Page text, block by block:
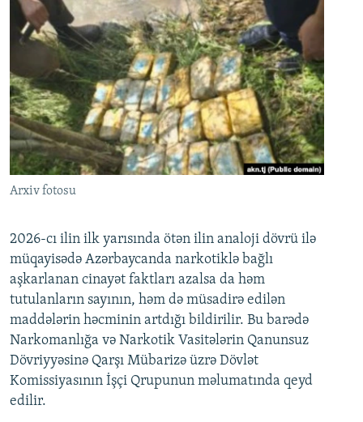
Arxiv fotosu
2026-cı ilin ilk yarısında ötən ilin analoji dövrü ilə
müqayisədə Azərbaycanda narkotiklə bağlı
aşkarlanan cinayət faktları azalsa da həm
tutulanların sayının, həm də müsadirə edilən
maddələrin həcminin artdığı bildirilir. Bu barədə
Narkomanlığa və Narkotik Vasitələrin Qanunsuz
Dövriyyəsinə Qarşı Mübarizə üzrə Dövlət
Komissiyasının İşçi Qrupunun məlumatında qeyd
edilir.